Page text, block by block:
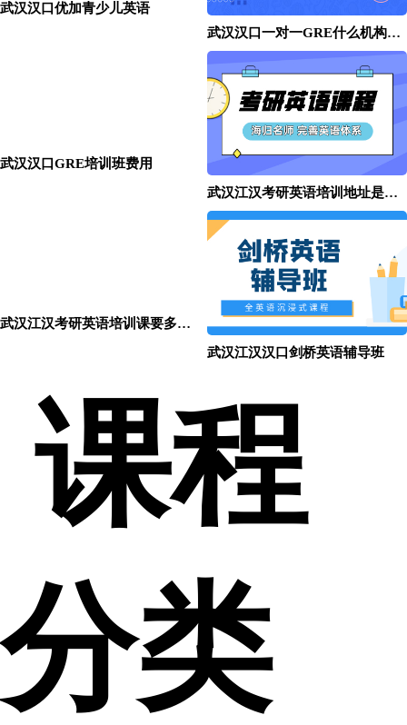
武汉汉口优加青少儿英语
武汉汉口一对一GRE什么机构比较好？
武汉汉口GRE培训班费用
武汉江汉考研英语培训地址是什么？
武汉江汉考研英语培训课要多少钱？
武汉江汉汉口剑桥英语辅导班
课程
分类